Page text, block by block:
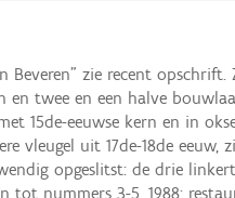
Beveren" zie recent opschrift.
en twee en een halve
15de-eeuwse kern en in
vleugel uit 17de-18de eeuw,
opgeslitst: de drie
tot nummers 3-5. 1988: